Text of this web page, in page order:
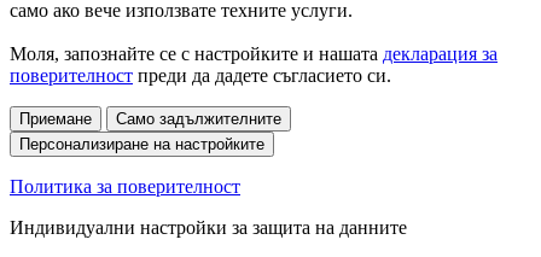
само ако вече използвате техните услуги.
Моля, запознайте се с настройките и нашата декларация за
поверителност преди да дадете съгласието си.
Приемане
Само задължителните
Персонализиране на настройките
Политика за поверителност
Индивидуални настройки за защита на данните